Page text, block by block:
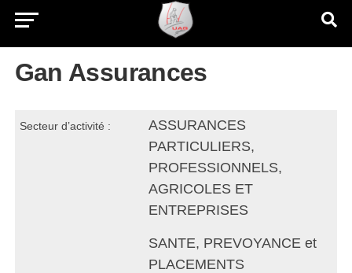
Gan Assurances
Secteur d’activité :
ASSURANCES
PARTICULIERS,
PROFESSIONNELS,
AGRICOLES ET
ENTREPRISES
SANTE, PREVOYANCE et
PLACEMENTS